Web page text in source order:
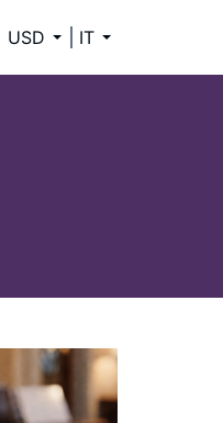
USD IT